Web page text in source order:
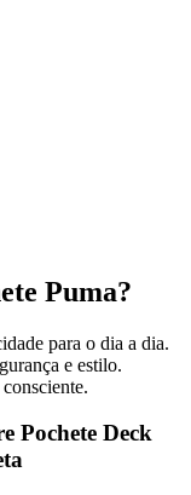
Puma?
para o dia a dia.
e estilo.
Pochete Deck